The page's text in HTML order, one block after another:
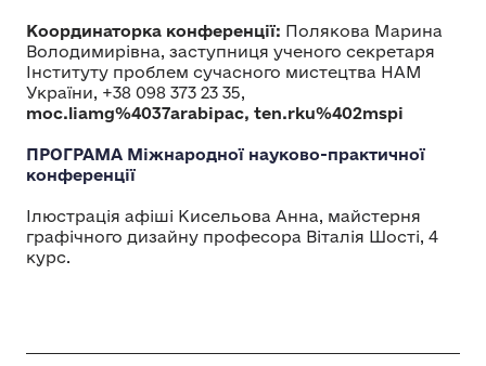
Координаторка конференції: Полякова Марина
Володимирівна, заступниця ученого секретаря
Інституту проблем сучасного мистецтва НАМ
України, +38 098 373 23 35,
moc.liamg%4037arabipac, ten.rku%402mspi
ПРОГРАМА Міжнародної науково-практичної
конференції
Ілюстрація афіші Кисельова Анна, майстерня
графічного дизайну професора Віталія Шості, 4
курс.